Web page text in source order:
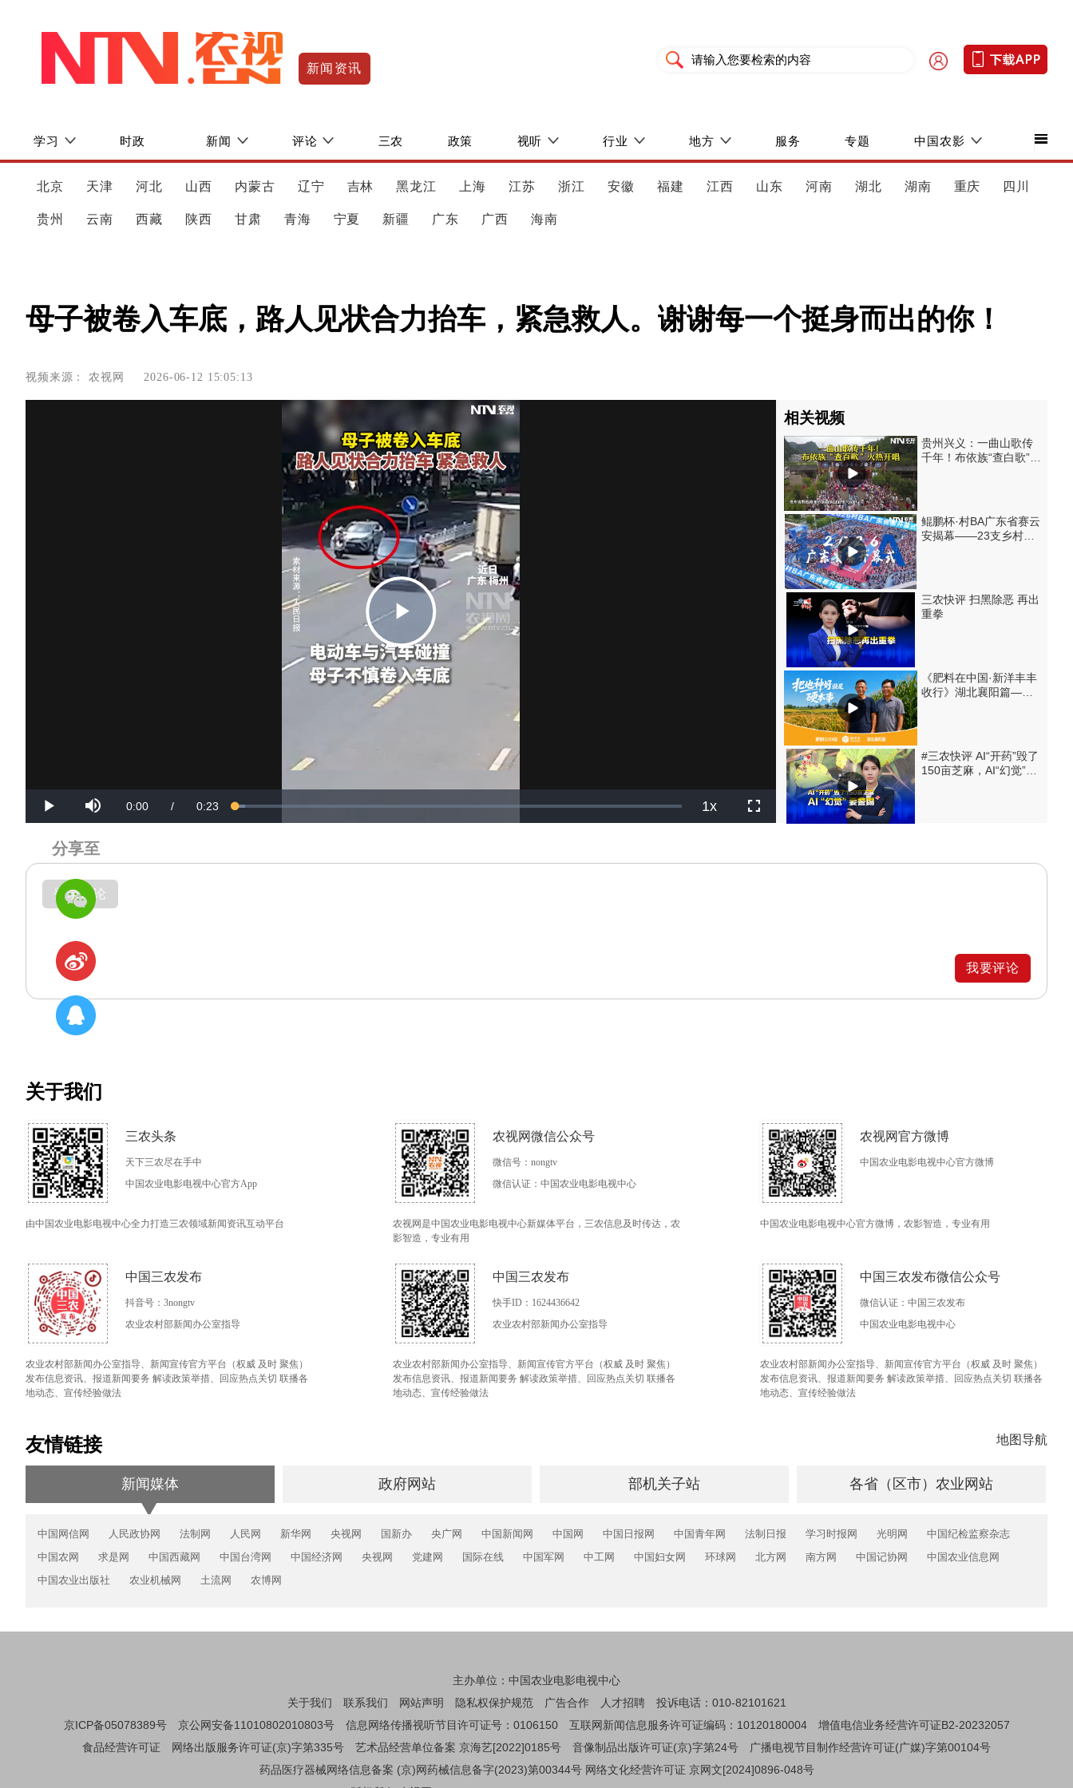
新闻资讯
学习 时政 新闻 评论 三农 政策 视听 行业 地方 服务 专题 中国农影
北京 天津 河北 山西 内蒙古 辽宁 吉林 黑龙江 上海 江苏 浙江 安徽 福建 江西 山东 河南 湖北 湖南 重庆 四川
贵州 云南 西藏 陕西 甘肃 青海 宁夏 新疆 广东 广西 海南
母子被卷入车底，路人见状合力抬车，紧急救人。谢谢每一个挺身而出的你！
视频来源：农视网 2026-06-12 15:05:13
Play
Play Current
0:00 / Duration
0:23 Loaded:
0%
Progress:
0%
Rate
1x Fullscreen
相关视频
贵州兴义：一曲山歌传
千年！布依族“查白歌”火
鲲鹏杯·村BA广东省赛云
安揭幕——23支乡村球
三农快评 扫黑除恶 再出
重拳
《肥料在中国·新洋丰丰
收行》湖北襄阳篇——
#三农快评 AI“开药”毁了
150亩芝麻，AI“幻觉”要
登录评论
我要评论
关于我们
三农头条
天下三农尽在手中
中国农业电影电视中心官方App
由中国农业电影电视中心全力打造三农领域新闻资讯互动平台
农视网微信公众号
微信号：nongtv
微信认证：中国农业电影电视中心
农视网是中国农业电影电视中心新媒体平台，三农信息及时传达，农
影智造，专业有用
农视网官方微博
中国农业电影电视中心官方微博
中国农业电影电视中心官方微博，农影智造，专业有用
中国三农发布
抖音号：3nongtv
农业农村部新闻办公室指导
农业农村部新闻办公室指导、新闻宣传官方平台（权威 及时 聚焦）
发布信息资讯、报道新闻要务 解读政策举措、回应热点关切 联播各
地动态、宣传经验做法
中国三农发布
快手ID：1624436642
农业农村部新闻办公室指导
农业农村部新闻办公室指导、新闻宣传官方平台（权威 及时 聚焦）
发布信息资讯、报道新闻要务 解读政策举措、回应热点关切 联播各
地动态、宣传经验做法
中国三农发布微信公众号
微信认证：中国三农发布
中国农业电影电视中心
农业农村部新闻办公室指导、新闻宣传官方平台（权威 及时 聚焦）
发布信息资讯、报道新闻要务 解读政策举措、回应热点关切 联播各
地动态、宣传经验做法
友情链接 地图导航
新闻媒体 政府网站 部机关子站 各省（区市）农业网站
中国网信网 人民政协网 法制网 人民网 新华网 央视网 国新办 央广网 中国新闻网 中国网 中国日报网 中国青年网 法制日报 学习时报网 光明网
中国纪检监察杂志
中国农网
求是网 中国西藏网 中国台湾网 中国经济网 央视网 党建网 国际在线 中国军网 中工网 中国妇女网 环球网 北方网 南方网 中国记协网
中国农业信息网
中国农业出版社
农业机械网 土流网 农博网
主办单位：中国农业电影电视中心
关于我们
联系我们 网站声明 隐私权保护规范 广告合作 人才招聘
投诉电话：010-82101621
京ICP备05078389号
京公网安备11010802010803号 信息网络传播视听节目许可证号：0106150 互联网新闻信息服务许可证编码：10120180004
增值电信业务经营许可证B2-20232057
食品经营许可证
网络出版服务许可证(京)字第335号 艺术品经营单位备案 京海艺[2022]0185号 音像制品出版许可证(京)字第24号
广播电视节目制作经营许可证(广媒)字第00104号
药品医疗器械网络信息备案 (京)网药械信息备字(2023)第00344号 网络文化经营许可证 京网文[2024]0896-048号
分享至